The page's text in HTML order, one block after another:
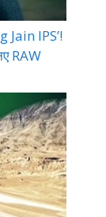
Jain IPS’!
RAW